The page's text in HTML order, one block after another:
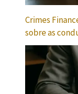
Crimes
sobre as